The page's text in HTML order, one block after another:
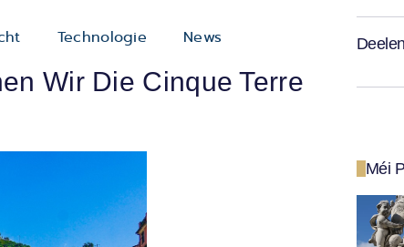
Technologie News
Wir Die Cinque Terre
Méi